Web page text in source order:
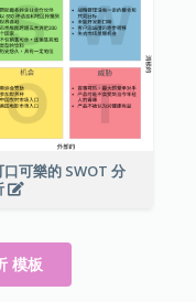
口可樂的 SWOT 分
模板